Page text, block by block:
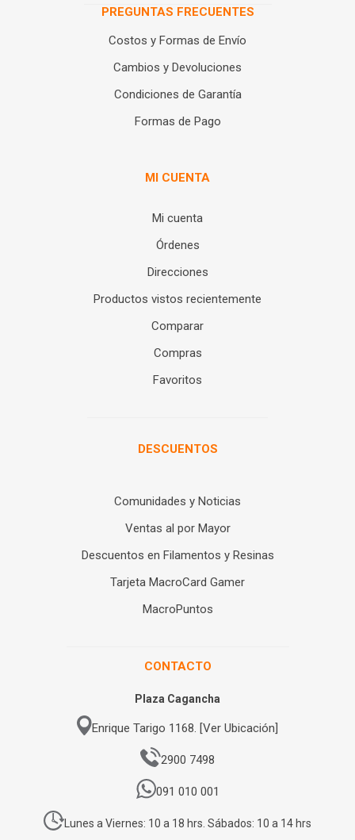
PREGUNTAS FRECUENTES
Costos y Formas de Envío
Cambios y Devoluciones
Condiciones de Garantía
Formas de Pago
MI CUENTA
Mi cuenta
Órdenes
Direcciones
Productos vistos recientemente
Comparar
Compras
Favoritos
DESCUENTOS
Comunidades y Noticias
Ventas al por Mayor
Descuentos en Filamentos y Resinas
Tarjeta MacroCard Gamer
MacroPuntos
CONTACTO
Plaza Cagancha
Enrique Tarigo 1168. [Ver Ubicación]
2900 7498
091 010 001
Lunes a Viernes: 10 a 18 hrs. Sábados: 10 a 14 hrs